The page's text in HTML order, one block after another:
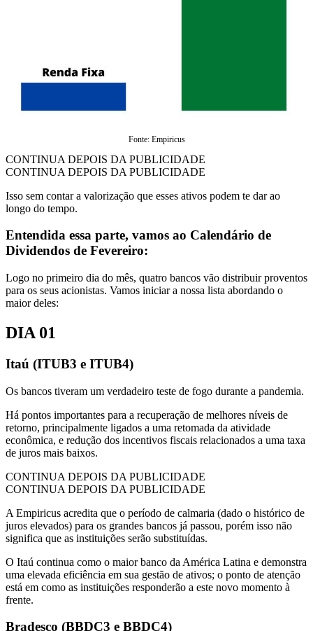
Fonte: Empiricus
CONTINUA DEPOIS DA PUBLICIDADE
CONTINUA DEPOIS DA PUBLICIDADE
Isso sem contar a valorização que esses ativos podem te dar ao
longo do tempo.
Entendida essa parte, vamos ao Calendário de
Dividendos de Fevereiro:
Logo no primeiro dia do mês, quatro bancos vão distribuir proventos
para os seus acionistas. Vamos iniciar a nossa lista abordando o
maior deles:
DIA 01
Itaú (ITUB3 e ITUB4)
Os bancos tiveram um verdadeiro teste de fogo durante a pandemia.
Há pontos importantes para a recuperação de melhores níveis de
retorno, principalmente ligados a uma retomada da atividade
econômica, e redução dos incentivos fiscais relacionados a uma taxa
de juros mais baixos.
CONTINUA DEPOIS DA PUBLICIDADE
CONTINUA DEPOIS DA PUBLICIDADE
A Empiricus acredita que o período de calmaria (dado o histórico de
juros elevados) para os grandes bancos já passou, porém isso não
significa que as instituições serão substituídas.
O Itaú continua como o maior banco da América Latina e demonstra
uma elevada eficiência em sua gestão de ativos; o ponto de atenção
está em como as instituições responderão a este novo momento à
frente.
Bradesco (BBDC3 e BBDC4)